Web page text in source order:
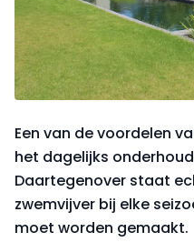
Een van de voordelen
het dagelijks
Daartegenover staat
zwemvijver bij elke
moet worden gemaakt.